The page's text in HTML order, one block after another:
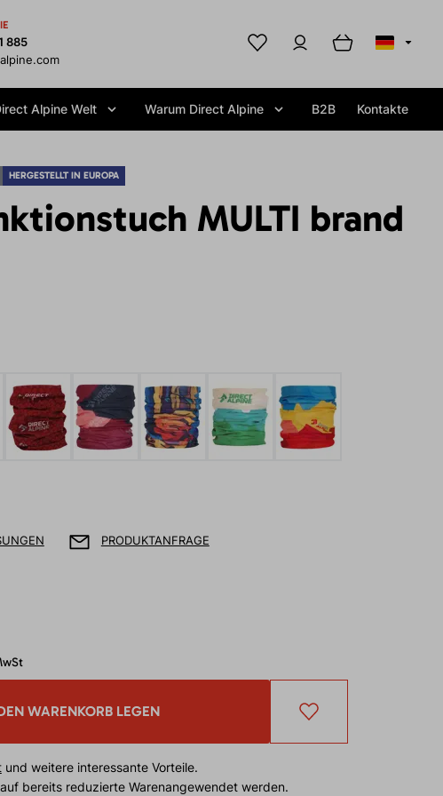
885
Alpine Welt Warum Direct Alpine B2B Kontakte
HERGESTELLT IN EUROPA
MULTI brand
PRODUKTANFRAGE
WARENKORB LEGEN
und weitere interessante Vorteile.
bereits reduzierte Warenangewendet werden.